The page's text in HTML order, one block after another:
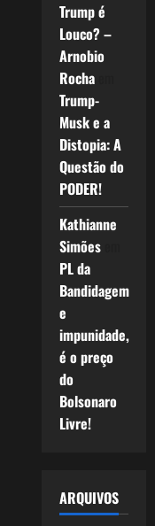
Trump é
Louco? –
Arnobio
Rochaem
Trump-
Musk e a
Distopia: A
Questão do
PODER!
Kathianne
Simõesem
PL da
Bandidagem
e
impunidade,
é o preço
do
Bolsonaro
Livre!
ARQUIVOS